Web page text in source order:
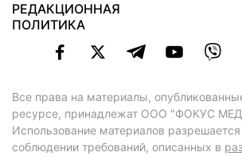
РЕДАКЦИОННАЯ
ПОЛИТИКА
Все права на материалы,
ресурсе, принадлежат ООО "ФОКУС
Использование материалов
соблюдении требований, описанных в